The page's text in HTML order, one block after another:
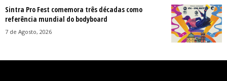
Sintra Pro Fest comemora três décadas como
referência mundial do bodyboard
7 de Agosto, 2026